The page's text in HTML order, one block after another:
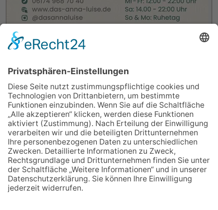
KÖNIGSTEIN -28. MAI 2026
Kostenlose Online-Workshops für Frauen
Hochtaunus (kw) – Der Verein BerufsWege für Frauen und Social
Business Women bietet Frauen aus dem Hochtaunuskreis im Juni
elf kostenfreie Online-Workshops an. Die Themen reichen von
Gründung und Businessplan über Bewerbung und LinkedIn bis zu
Altersvorsorge und KI im Berufsalltag.
Das Programm richtet sich an Frauen in jeder beruflichen
Lebensphase, ob Wiedereinstieg, Gründung oder
Neuorientierung. Alle Workshops finden online statt und sind für
Frauen in Hessen kostenfrei. Eine Anmeldung ist über die
Vereinswebsite möglich.